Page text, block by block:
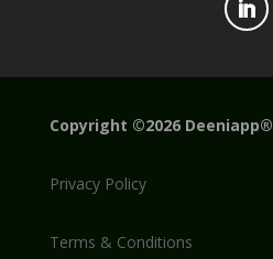
Copyright ©2026 Deeniapp®
Privacy Policy
Terms & Conditions